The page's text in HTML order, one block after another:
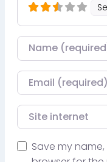
Nom
Courriel
Site internet
Save my